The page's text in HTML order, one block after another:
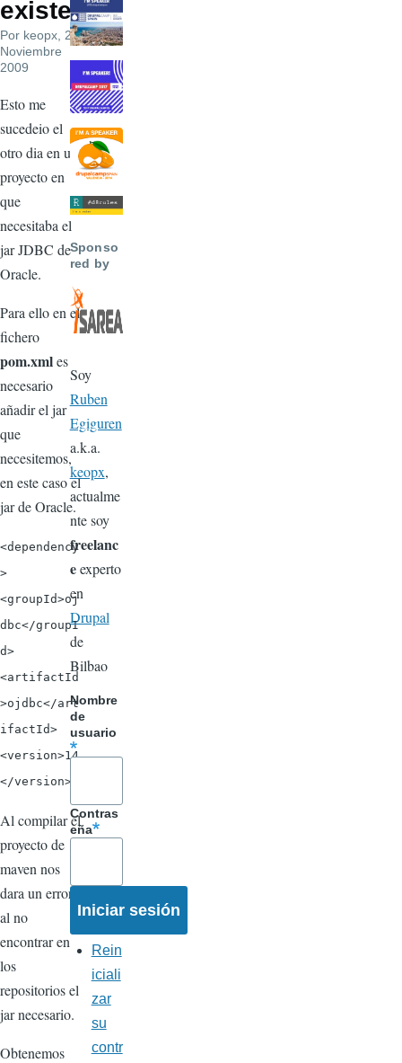
existe
Por keopx , 28
Noviembre
2009
Esto me
sucedeio el
otro dia en un
proyecto en
que
necesitaba el
jar JDBC de
Oracle.
Para ello en el
fichero
pom.xmles
necesario
añadir el jar
que
necesitemos,
en este caso el
jar de Oracle.
<dependency
>
<groupId>oj
dbc</groupI
d>
<artifactId
>ojdbc</art
ifactId>
<version>14
</version>
Al compilar el
proyecto de
maven nos
dara un error
al no
encontrar en
los
repositorios el
jar necesario.
Obtenemos
Sponso
red by
Soy
Ruben
Egiguren
a.k.a.
keopx,
actualme
nte soy
freelanc
eexperto
en
Drupal
de
Bilbao
Nombre
de
usuario
Contras
eña
Rein
iciali
zar
su
contr